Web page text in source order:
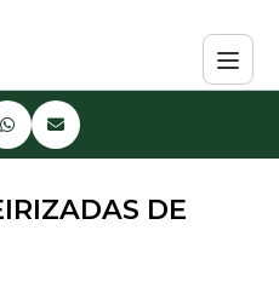
de limpeza
DE